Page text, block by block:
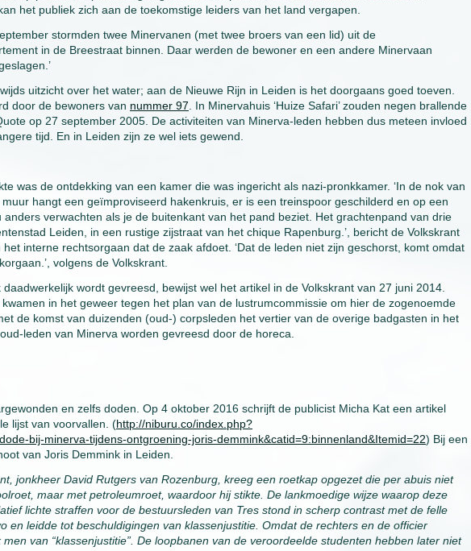
het publiek zich aan de toekomstige leiders van het land vergapen.
stormden twee Minervanen (met twee broers van een lid) uit de
in de Breestraat binnen. Daar werden de bewoner en een andere Minervaan
uitzicht over het water; aan de Nieuwe Rijn in Leiden is het doorgaans goed toeven.
door de bewoners van nummer 97 . In Minervahuis ‘Huize Safari’ zouden negen brallende
op 27 september 2005. De activiteiten van Minerva-leden hebben dus meteen invloed
tijd. En in Leiden zijn ze wel iets gewend.
was de ontdekking van een kamer die was ingericht als nazi-pronkkamer. ‘In de nok van
hangt een geïmproviseerd hakenkruis, er is een treinspoor geschilderd en op een
anders verwachten als je de buitenkant van het pand beziet. Het grachtenpand van drie
Leiden, in een rustige zijstraat van het chique Rapenburg.’, bericht de Volkskrant
interne rechtsorgaan dat de zaak afdoet. ‘Dat de leden niet zijn geschorst, komt omdat
volgens de Volkskrant.
wordt gevreesd, bewijst wel het artikel in de Volkskrant van 27 juni 2014.
in het geweer tegen het plan van de lustrumcommissie om hier de zogenoemde
de komst van duizenden (oud-) corpsleden het vertier van de overige badgasten in het
leden van Minerva worden gevreesd door de horeca.
en zelfs doden. Op 4 oktober 2016 schrijft de publicist Micha Kat een artikel
lijst van voorvallen. (http://niburu.co/index.php?
bij-minerva-tijdens-ontgroening-joris-demmink&catid=9:binnenland&Itemid=22) Bij een
van Joris Demmink in Leiden.
jonkheer David Rutgers van Rozenburg, kreeg een roetkap opgezet die per abuis niet
maar met petroleumroet, waardoor hij stikte. De lankmoedige wijze waarop deze
lichte straffen voor de bestuursleden van Tres stond in scherp contrast met de felle
en leidde tot beschuldigingen van klassenjustitie. Omdat de rechters en de officier
van “klassenjustitie”. De loopbanen van de veroordeelde studenten hebben later niet